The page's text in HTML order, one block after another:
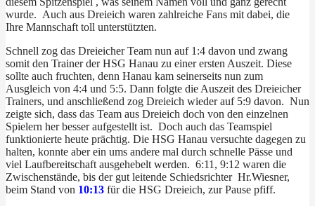
wurde. Auch aus Dreieich waren zahlreiche Fans mit dabei, die
Ihre Mannschaft toll unterstützten.
Schnell zog das Dreieicher Team nun auf 1:4 davon und zwang
somit den Trainer der HSG Hanau zu einer ersten Auszeit. Diese
sollte auch fruchten, denn Hanau kam seinerseits nun zum
Ausgleich von 4:4 und 5:5. Dann folgte die Auszeit des Dreieicher
Trainers, und anschließend zog Dreieich wieder auf 5:9 davon. Nun
zeigte sich, dass das Team aus Dreieich doch von den einzelnen
Spielern her besser aufgestellt ist. Doch auch das Teamspiel
funktionierte heute prächtig. Die HSG Hanau versuchte dagegen zu
halten, konnte aber ein ums andere mal durch schnelle Pässe und
viel Laufbereitschaft ausgehebelt werden. 6:11, 9:12 waren die
Zwischenstände, bis der gut leitende Schiedsrichter Hr.Wiesner,
beim Stand von 10:13 für die HSG Dreieich, zur Pause pfiff.